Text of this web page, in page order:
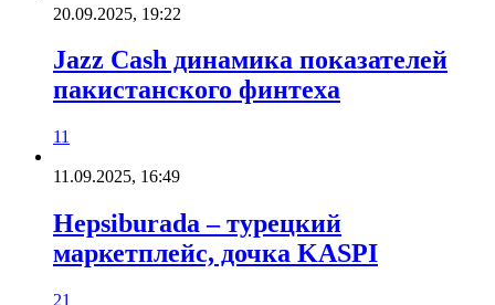
20.09.2025, 19:22
Jazz Cash динамика показателей
пакистанского финтеха
11
11.09.2025, 16:49
Hepsiburada – турецкий
маркетплейс, дочка KASPI
21